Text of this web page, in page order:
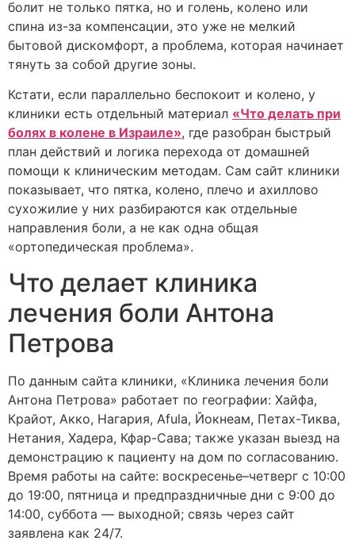
болит не только пятка, но и голень, колено или
спина из-за компенсации, это уже не мелкий
бытовой дискомфорт, а проблема, которая начинает
тянуть за собой другие зоны.
Кстати, если параллельно беспокоит и колено, у
клиники есть отдельный материал «Что делать при
болях в колене в Израиле», где разобран быстрый
план действий и логика перехода от домашней
помощи к клиническим методам. Сам сайт клиники
показывает, что пятка, колено, плечо и ахиллово
сухожилие у них разбираются как отдельные
направления боли, а не как одна общая
«ортопедическая проблема».
Что делает клиника
лечения боли Антона
Петрова
По данным сайта клиники, «Клиника лечения боли
Антона Петрова» работает по географии: Хайфа,
Крайот, Акко, Нагария, Afula, Йокнеам, Петах-Тиква,
Нетания, Хадера, Кфар-Сава; также указан выезд на
демонстрацию к пациенту на дом по согласованию.
Время работы на сайте: воскресенье–четверг с 10:00
до 19:00, пятница и предпраздничные дни с 9:00 до
14:00, суббота — выходной; связь через сайт
заявлена как 24/7.